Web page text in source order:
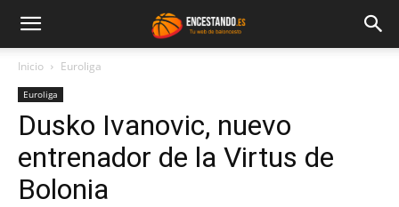
Inicio Euroliga
Euroliga
Dusko Ivanovic, nuevo
entrenador de la Virtus de
Bolonia